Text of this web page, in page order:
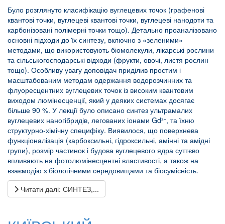
Було розглянуто класифікацію вуглецевих точок (графенові
квантові точки, вуглецеві квантові точки, вуглецеві нанодоти та
карбонізовані полімерні точки тощо). Детально проаналізовано
основні підходи до їх синтезу, включно з «зеленими»
методами, що використовують біомолекули, лікарські рослини
та сільськогосподарські відходи (фрукти, овочі, листя рослин
тощо). Особливу увагу доповідач приділив простим і
масштабованим методам одержання водорозчинних та
флуоресцентних вуглецевих точок із високим квантовим
виходом люмінесценції, який у деяких системах досягає
більше 90 %. У лекції було описано синтез ультрамалих
вуглецевих наногібридів, легованих іонами Gd³⁺, та їхню
структурно-хімічну специфіку. Виявилося, що поверхнева
функціоналізація (карбоксильні, гідроксильні, амінні та амідні
групи), розмір частинок і будова вуглецевого ядра суттєво
впливають на фотолюмінесцентні властивості, а також на
взаємодію з біологічними середовищами та біосумісність.
Читати далі: СИНТЕЗ,...